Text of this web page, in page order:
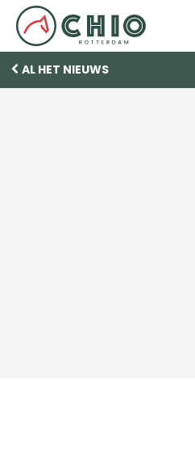
AL HET NIEUWS